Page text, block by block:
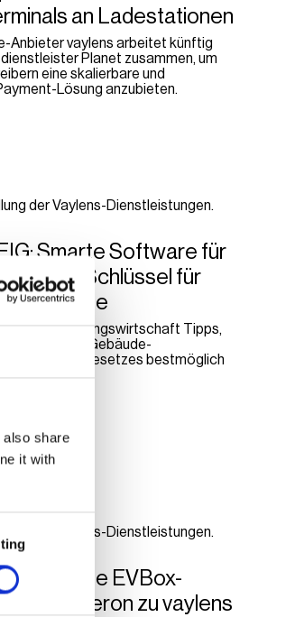
share
it with
an Ladestationen
Anbieter vaylens arbeitet künftig
Planet zusammen, um
eine skalierbare und
Lösung anzubieten.
Smarte Software für
als Schlüssel für
der Wohnungswirtschaft Tipps,
des neuen Gebäude-
Gesetzes bestmöglich
du deine EVBox-
von Everon zu vaylens